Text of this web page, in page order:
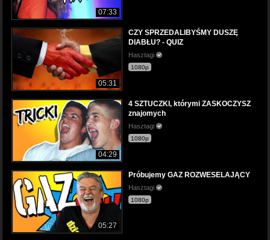
07:33
05:31
CZY SPRZEDALIBYŚMY DUSZĘ
DIABŁU? - QUIZ
Hasztagi
1080p
04:29
4 SZTUCZKI, którymi ZASKOCZYSZ
znajomych
Hasztagi
1080p
05:27
Próbujemy GAZ ROZWESELAJĄCY
Hasztagi
1080p